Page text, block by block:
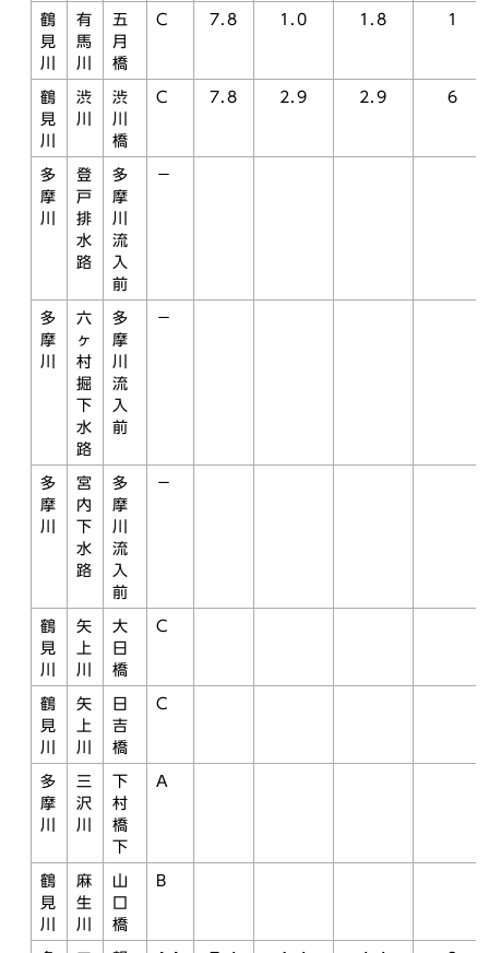
鶴
見
川
有
馬
川
五
月
橋
C 7.8 1.0 1.8 1
鶴
見
川
渋
川
渋
川
橋
C 7.8 2.9 2.9 6
多
摩
川
登
戸
排
水
路
多
摩
川
流
入
前
－
多
摩
川
六
ヶ
村
掘
下
水
路
多
摩
川
流
入
前
－
多
摩
川
宮
内
下
水
路
多
摩
川
流
入
前
－
鶴
見
川
矢
上
川
大
日
橋
C
鶴
見
川
矢
上
川
日
吉
橋
C
多
摩
川
三
沢
川
下
村
橋
下
A
鶴
見
川
麻
生
川
山
口
橋
B